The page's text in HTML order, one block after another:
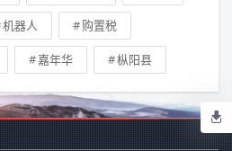
机器人 购置税
嘉年华 枞阳县